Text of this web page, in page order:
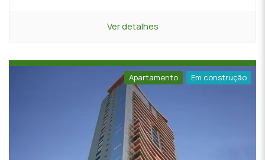
Ver detalhes
Apartamento Em construção